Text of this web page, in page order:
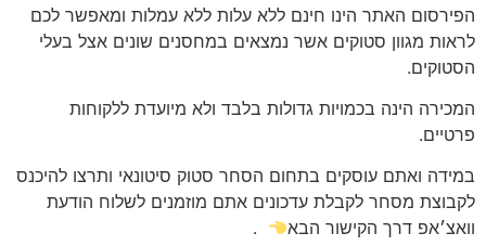
הפירסום האתר הינו חינם ללא עלות ללא עמלות ומאפשר לכם
לראות מגוון סטוקים אשר נמצאים במחסנים שונים אצל בעלי
הסטוקים.
המכירה הינה בכמויות גדולות בלבד ולא מיועדת ללקוחות
פרטיים.
במידה ואתם עוסקים בתחום הסחר סטוק סיטונאי ותרצו להיכנס
לקבוצת מסחר לקבלת עדכונים אתם מוזמנים לשלוח הודעת
וואצ׳אפ דרך הקישור הבא
.